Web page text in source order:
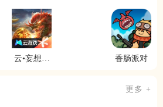
云•妄想山
香肠派对
更多 +